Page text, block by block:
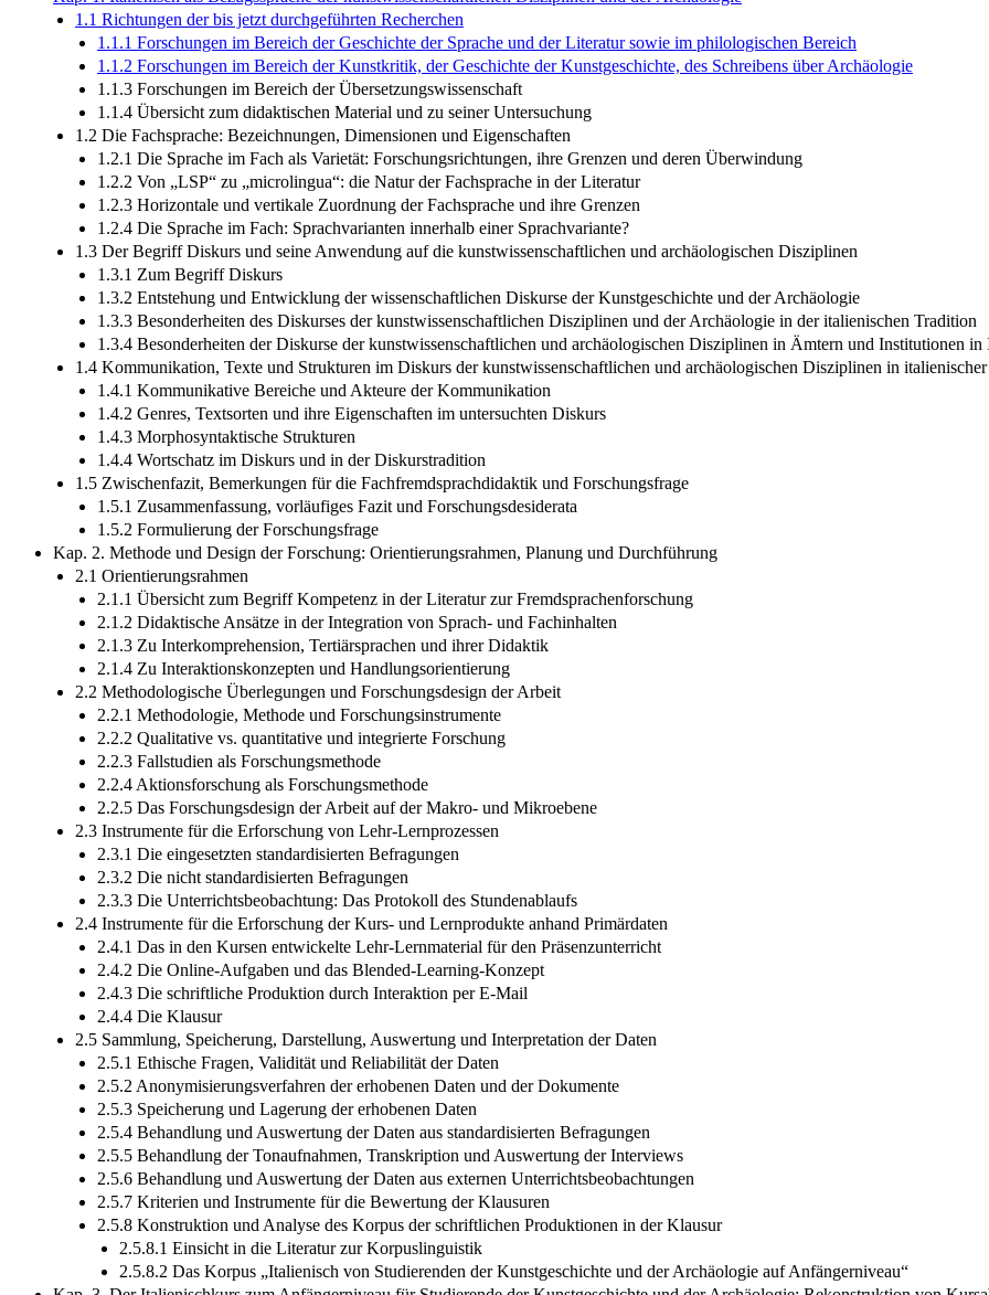
1.1 Richtungen der bis jetzt durchgeführten Recherchen
1.1.1 Forschungen im Bereich der Geschichte der Sprache und der Literatur sowie im philologischen Bereich
1.1.2 Forschungen im Bereich der Kunstkritik, der Geschichte der Kunstgeschichte, des Schreibens über Archäologie
1.1.3 Forschungen im Bereich der Übersetzungswissenschaft
1.1.4 Übersicht zum didaktischen Material und zu seiner Untersuchung
1.2 Die Fachsprache: Bezeichnungen, Dimensionen und Eigenschaften
1.2.1 Die Sprache im Fach als Varietät: Forschungsrichtungen, ihre Grenzen und deren Überwindung
1.2.2 Von „LSP“ zu „microlingua“: die Natur der Fachsprache in der Literatur
1.2.3 Horizontale und vertikale Zuordnung der Fachsprache und ihre Grenzen
1.2.4 Die Sprache im Fach: Sprachvarianten innerhalb einer Sprachvariante?
1.3 Der Begriff Diskurs und seine Anwendung auf die kunstwissenschaftlichen und archäologischen Disziplinen
1.3.1 Zum Begriff Diskurs
1.3.2 Entstehung und Entwicklung der wissenschaftlichen Diskurse der Kunstgeschichte und der Archäologie
1.3.3 Besonderheiten des Diskurses der kunstwissenschaftlichen Disziplinen und der Archäologie in der italienischen Tradition
1.3.4 Besonderheiten der Diskurse der kunstwissenschaftlichen und archäologischen Disziplinen in Ämtern und Institutionen in
1.4 Kommunikation, Texte und Strukturen im Diskurs der kunstwissenschaftlichen und archäologischen Disziplinen in italienischer
1.4.1 Kommunikative Bereiche und Akteure der Kommunikation
1.4.2 Genres, Textsorten und ihre Eigenschaften im untersuchten Diskurs
1.4.3 Morphosyntaktische Strukturen
1.4.4 Wortschatz im Diskurs und in der Diskurstradition
1.5 Zwischenfazit, Bemerkungen für die Fachfremdsprachdidaktik und Forschungsfrage
1.5.1 Zusammenfassung, vorläufiges Fazit und Forschungsdesiderata
1.5.2 Formulierung der Forschungsfrage
Kap. 2. Methode und Design der Forschung: Orientierungsrahmen, Planung und Durchführung
2.1 Orientierungsrahmen
2.1.1 Übersicht zum Begriff Kompetenz in der Literatur zur Fremdsprachenforschung
2.1.2 Didaktische Ansätze in der Integration von Sprach- und Fachinhalten
2.1.3 Zu Interkomprehension, Tertiärsprachen und ihrer Didaktik
2.1.4 Zu Interaktionskonzepten und Handlungsorientierung
2.2 Methodologische Überlegungen und Forschungsdesign der Arbeit
2.2.1 Methodologie, Methode und Forschungsinstrumente
2.2.2 Qualitative vs. quantitative und integrierte Forschung
2.2.3 Fallstudien als Forschungsmethode
2.2.4 Aktionsforschung als Forschungsmethode
2.2.5 Das Forschungsdesign der Arbeit auf der Makro- und Mikroebene
2.3 Instrumente für die Erforschung von Lehr-Lernprozessen
2.3.1 Die eingesetzten standardisierten Befragungen
2.3.2 Die nicht standardisierten Befragungen
2.3.3 Die Unterrichtsbeobachtung: Das Protokoll des Stundenablaufs
2.4 Instrumente für die Erforschung der Kurs- und Lernprodukte anhand Primärdaten
2.4.1 Das in den Kursen entwickelte Lehr-Lernmaterial für den Präsenzunterricht
2.4.2 Die Online-Aufgaben und das Blended-Learning-Konzept
2.4.3 Die schriftliche Produktion durch Interaktion per E-Mail
2.4.4 Die Klausur
2.5 Sammlung, Speicherung, Darstellung, Auswertung und Interpretation der Daten
2.5.1 Ethische Fragen, Validität und Reliabilität der Daten
2.5.2 Anonymisierungsverfahren der erhobenen Daten und der Dokumente
2.5.3 Speicherung und Lagerung der erhobenen Daten
2.5.4 Behandlung und Auswertung der Daten aus standardisierten Befragungen
2.5.5 Behandlung der Tonaufnahmen, Transkription und Auswertung der Interviews
2.5.6 Behandlung und Auswertung der Daten aus externen Unterrichtsbeobachtungen
2.5.7 Kriterien und Instrumente für die Bewertung der Klausuren
2.5.8 Konstruktion und Analyse des Korpus der schriftlichen Produktionen in der Klausur
2.5.8.1 Einsicht in die Literatur zur Korpuslinguistik
2.5.8.2 Das Korpus „Italienisch von Studierenden der Kunstgeschichte und der Archäologie auf Anfängerniveau“